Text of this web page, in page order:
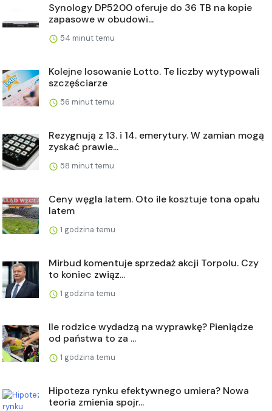
Synology DP5200 oferuje do 36 TB na kopie
zapasowe w obudowi...
54 minut temu
Kolejne losowanie Lotto. Te liczby wytypowali
szczęściarze
56 minut temu
Rezygnują z 13. i 14. emerytury. W zamian mogą
zyskać prawie...
58 minut temu
Ceny węgla latem. Oto ile kosztuje tona opału
latem
1 godzina temu
Mirbud komentuje sprzedaż akcji Torpolu. Czy
to koniec związ...
1 godzina temu
Ile rodzice wydadzą na wyprawkę? Pieniądze
od państwa to za ...
1 godzina temu
Hipoteza rynku efektywnego umiera? Nowa
teoria zmienia spojr...